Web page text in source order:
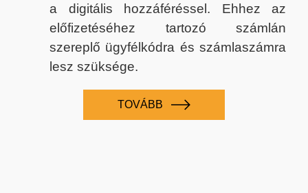
a digitális hozzáféréssel. Ehhez az
előfizetéséhez tartozó számlán
szereplő ügyfélkódra és számlaszámra
lesz szüksége.
TOVÁBB